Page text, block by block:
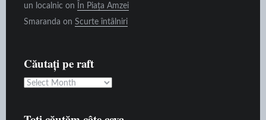
un localnic on
În Piața Amzei
Smaranda on Scurte întâlniri
Căutați pe raft
Căutați